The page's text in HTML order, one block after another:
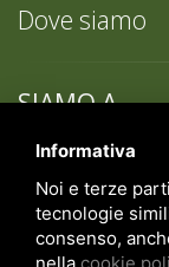
Dove siamo
SIAMO A
BOLOGNA!
SCOPRI
Informativa
Noi e terze
tecnologie
consenso,